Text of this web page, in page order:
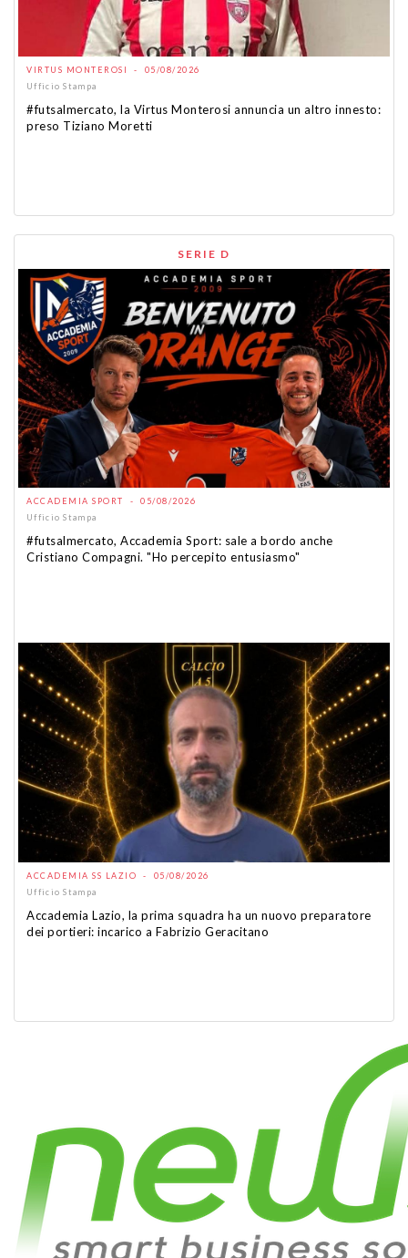
VIRTUS MONTEROSI - 05/08/2026
Ufficio Stampa
#futsalmercato, la Virtus Monterosi annuncia un altro innesto:
preso Tiziano Moretti
SERIE D
ACCADEMIA SPORT - 05/08/2026
Ufficio Stampa
#futsalmercato, Accademia Sport: sale a bordo anche
Cristiano Compagni. "Ho percepito entusiasmo"
ACCADEMIA SS LAZIO - 05/08/2026
Ufficio Stampa
Accademia Lazio, la prima squadra ha un nuovo preparatore
dei portieri: incarico a Fabrizio Geracitano